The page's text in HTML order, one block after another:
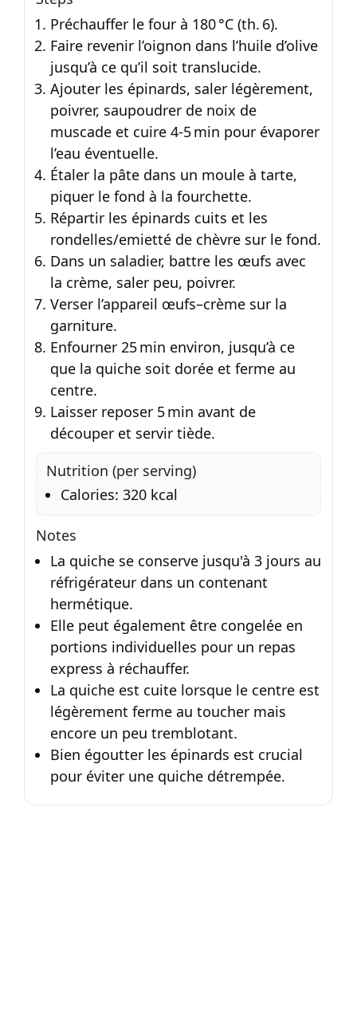
Préchauffer le four à 180 °C (th. 6).
Faire revenir l’oignon dans l’huile d’olive
jusqu’à ce qu’il soit translucide.
Ajouter les épinards, saler légèrement,
poivrer, saupoudrer de noix de
muscade et cuire 4‑5 min pour évaporer
l’eau éventuelle.
Étaler la pâte dans un moule à tarte,
piquer le fond à la fourchette.
Répartir les épinards cuits et les
rondelles/emietté de chèvre sur le fond.
Dans un saladier, battre les œufs avec
la crème, saler peu, poivrer.
Verser l’appareil œufs–crème sur la
garniture.
Enfourner 25 min environ, jusqu’à ce
que la quiche soit dorée et ferme au
centre.
Laisser reposer 5 min avant de
découper et servir tiède.
Nutrition (per serving)
Calories: 320 kcal
Notes
La quiche se conserve jusqu'à 3 jours au
réfrigérateur dans un contenant
hermétique.
Elle peut également être congelée en
portions individuelles pour un repas
express à réchauffer.
La quiche est cuite lorsque le centre est
légèrement ferme au toucher mais
encore un peu tremblotant.
Bien égoutter les épinards est crucial
pour éviter une quiche détrempée.